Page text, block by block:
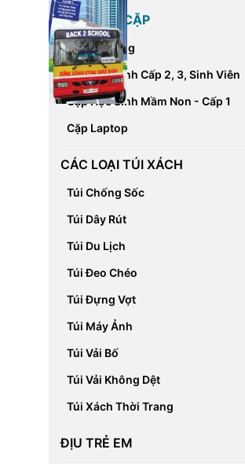
CÁC LOẠI CẶP
Cặp Đa Năng
Cặp Học Sinh Cấp 2, 3, Sinh Viên
Cặp Học Sinh Mầm Non - Cấp 1
Cặp Laptop
CÁC LOẠI TÚI XÁCH
Túi Chống Sốc
Túi Dây Rút
Túi Du Lịch
Túi Đeo Chéo
Túi Đựng Vợt
Túi Máy Ảnh
Túi Vải Bố
Túi Vải Không Dệt
Túi Xách Thời Trang
ĐỊU TRẺ EM